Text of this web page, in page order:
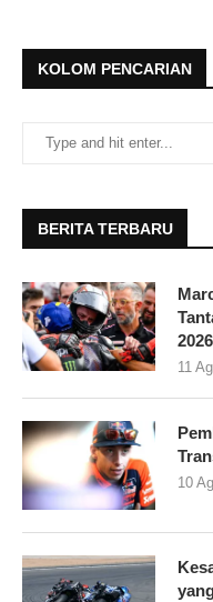
KOLOM PENCARIAN
BERITA TERBARU
2026
11
10